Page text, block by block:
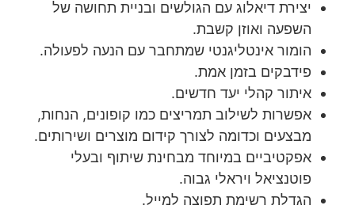
יצירת דיאלוג עם הגולשים ובניית תחושה של
השפעה ואוזן קשבת.
הומור אינטליגנטי שמתחבר עם הנעה לפעולה.
פידבקים בזמן אמת.
איתור קהלי יעד חדשים.
אפשרות לשילוב תמריצים כמו קופונים, הנחות,
מבצעים וכדומה לצורך קידום מוצרים ושירותים.
אפקטיביים במיוחד מבחינת שיתוף ובעלי
פוטנציאל ויראלי גבוה.
הגדלת רשימת תפוצה למייל.